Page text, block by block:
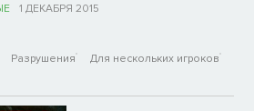
1 ДЕКАБРЯ 2015
Разрушения
Для нескольких игроков